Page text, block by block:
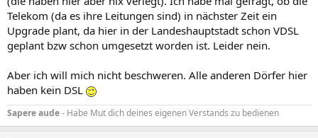
Telekom (da es ihre Leitungen sind) in nächster Zeit ein
Upgrade plant, da hier in der Landeshauptstadt schon VDSL
geplant bzw schon umgesetzt worden ist. Leider nein.
Aber ich will mich nicht beschweren. Alle anderen Dörfer hier
haben kein DSL
Sapere aude- Habe Mut dich deines eigenen Verstands zu bedienen